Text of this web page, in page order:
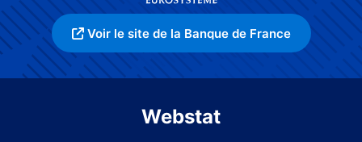
Voir le site de la Banque de France
Webstat